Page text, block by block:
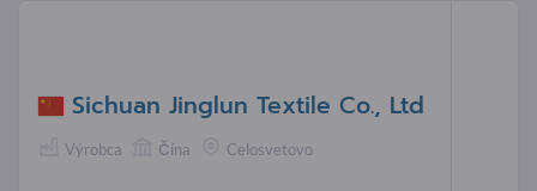
Sichuan Jinglun Textile Co., Ltd
Výrobca Čína Celosvetovo